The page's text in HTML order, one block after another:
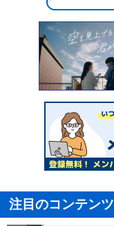
注目のコンテンツ